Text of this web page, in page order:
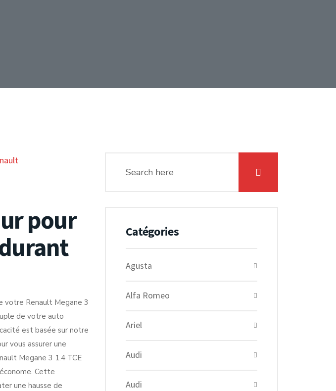
pour
votre Renault Megane 3
de votre auto
est basée sur notre
vous assurer une
Megane 3 1.4 TCE
Cette
une hausse de
Catégories
Agusta
Alfa Romeo
Ariel
Audi
Audi